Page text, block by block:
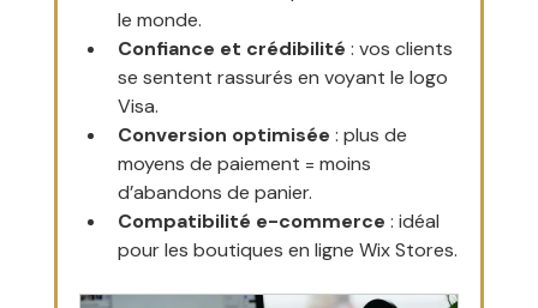
le monde.
Confiance et crédibilité : vos clients
se sentent rassurés en voyant le logo
Visa.
Conversion optimisée : plus de
moyens de paiement = moins
d’abandons de panier.
Compatibilité e-commerce : idéal
pour les boutiques en ligne Wix Stores.